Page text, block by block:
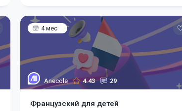
4 мес
Anecole 4.43 29
Французский для детей